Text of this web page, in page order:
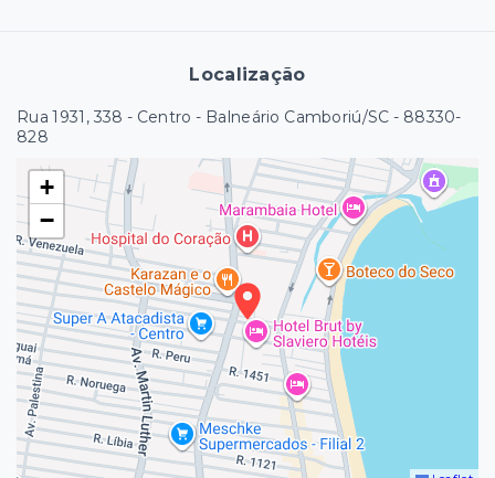
Localização
Rua 1931, 338 - Centro - Balneário Camboriú/SC - 88330-
828
+
−